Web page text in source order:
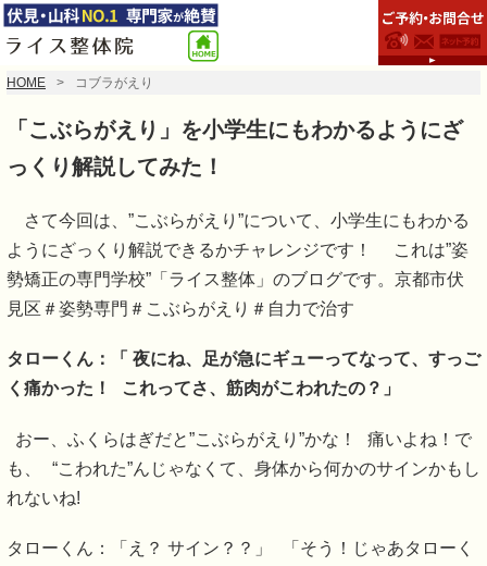
HOME コブラがえり
「こぶらがえり」を小学生にもわかるようにざ
っくり解説してみた！
さて今回は、”こぶらがえり”について、小学生にもわかる
ようにざっくり解説できるかチャレンジです！ これは”姿
勢矯正の専門学校”「ライス整体」のブログです。京都市伏
見区＃姿勢専門＃こぶらがえり＃自力で治す
タローくん：「 夜にね、足が急にギューってなって、すっご
く痛かった！ これってさ、筋肉がこわれたの？」
おー、ふくらはぎだと”こぶらがえり”かな！ 痛いよね！で
も、 “こわれた”んじゃなくて、身体から何かのサインかもし
れないね!
タローくん：「え？ サイン？？」 「そう！じゃあタローく